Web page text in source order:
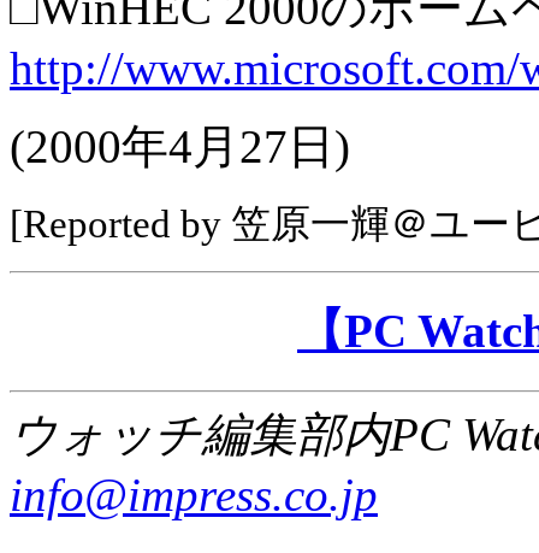
http://www.microsoft.com/
(2000年4月27日)
[Reported by 笠原一輝＠ユ
【PC
ウォッチ編集部内PC
info@impress.co.jp